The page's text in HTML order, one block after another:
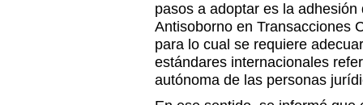
pasos a adoptar es la
Antisoborno en Transacciones
para lo cual se requiere
estándares internacionales
autónoma de las personas